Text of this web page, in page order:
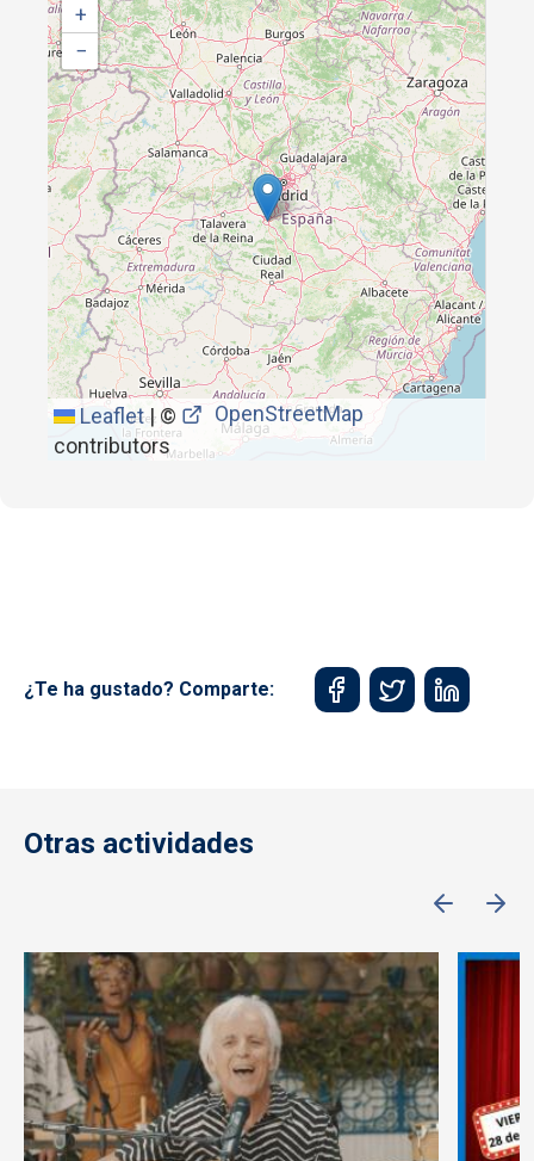
+
−
Leaflet|©
OpenStreetMap
contributors
¿Te ha gustado? Comparte:
Otras actividades